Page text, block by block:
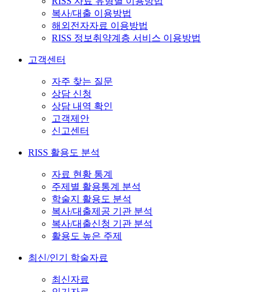
복사/대출 이용방법
해외전자자료 이용방법
RISS 정보취약계층 서비스 이용방법
고객센터
자주 찾는 질문
상담 신청
상담 내역 확인
고객제안
신고센터
RISS 활용도 분석
자료 현황 통계
주제별 활용통계 분석
학술지 활용도 분석
복사/대출제공 기관 분석
복사/대출신청 기관 분석
활용도 높은 주제
최신/인기 학술자료
최신자료